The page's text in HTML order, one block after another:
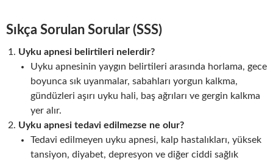
Sıkça Sorulan Sorular (SSS)
Uyku apnesi belirtileri nelerdir?
Uyku apnesinin yaygın belirtileri arasında horlama, gece
boyunca sık uyanmalar, sabahları yorgun kalkma,
gündüzleri aşırı uyku hali, baş ağrıları ve gergin kalkma
yer alır.
Uyku apnesi tedavi edilmezse ne olur?
Tedavi edilmeyen uyku apnesi, kalp hastalıkları, yüksek
tansiyon, diyabet, depresyon ve diğer ciddi sağlık